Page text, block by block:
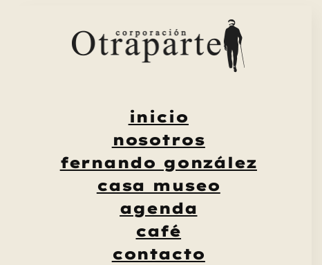
inicio
nosotros
fernando gonzález
casa museo
agenda
café
contacto